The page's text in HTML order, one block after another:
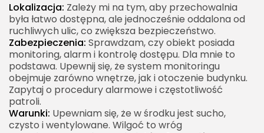
Lokalizacja: Zależy mi na tym, aby przechowalnia
była łatwo dostępna, ale jednocześnie oddalona od
ruchliwych ulic, co zwiększa bezpieczeństwo.
Zabezpieczenia: Sprawdzam, czy obiekt posiada
monitoring, alarm i kontrolę dostępu. Dla mnie to
podstawa. Upewnij się, że system monitoringu
obejmuje zarówno wnętrze, jak i otoczenie budynku.
Zapytaj o procedury alarmowe i częstotliwość
patroli.
Warunki: Upewniam się, że w środku jest sucho,
czysto i wentylowane. Wilgoć to wróg